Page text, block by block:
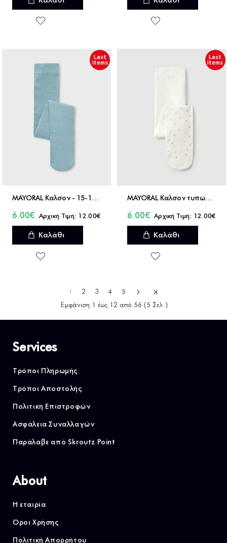
Last
items
MAYORAL Καλσον - 15-10045
6.00€ 12.00€
Καλάθι
Last
items
MAYORAL Καλσον τυπωμα - 15-10005
6.00€ 12.00€
Καλάθι
1 2 3 4
5
Εμφάνιση 1 έως 12 από 56 (5 Σελ.)
Services
Τρόποι Πληρωμής
Τρόποι Αποστολής
Πολιτική Επιστροφών
Ασφάλεια Συναλλαγών
Παράλαβε από Skroutz Point
About
Η εταιρία
Όροι Χρήσης
Πολιτική Απορρήτου